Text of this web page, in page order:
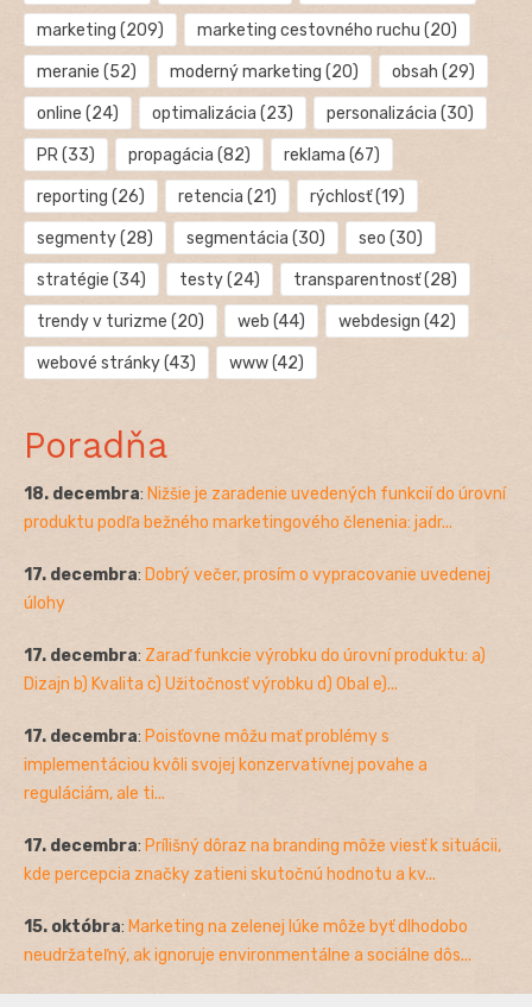
marketing (209) marketing cestovného ruchu (20)
meranie (52) moderný marketing (20) obsah (29)
online (24) optimalizácia (23) personalizácia (30)
PR(33) propagácia (82) reklama (67)
reporting (26) retencia (21) rýchlosť(19)
segmenty(28) segmentácia (30) seo (30)
stratégie (34) testy(24) transparentnosť(28)
trendy v turizme (20) web (44) webdesign (42)
webové stránky(43) www(42)
Poradňa
18. decembra: Nižšie je zaradenie uvedených funkcií do úrovní
produktu podľa bežného marketingového členenia: jadr...
17. decembra: Dobrý večer, prosím o vypracovanie uvedenej
úlohy
17. decembra: Zaraď funkcie výrobku do úrovní produktu: a)
Dizajn b) Kvalita c) Užitočnosť výrobku d) Obal e)...
17. decembra: Poisťovne môžu mať problémy s
implementáciou kvôli svojej konzervatívnej povahe a
reguláciám, ale ti...
17. decembra: Prílišný dôraz na branding môže viesť k situácii,
kde percepcia značky zatieni skutočnú hodnotu a kv...
15. októbra: Marketing na zelenej lúke môže byť dlhodobo
neudržateľný, ak ignoruje environmentálne a sociálne dôs...